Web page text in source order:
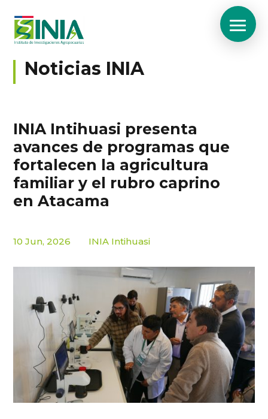
Noticias INIA
INIA Intihuasi presenta
avances de programas que
fortalecen la agricultura
familiar y el rubro caprino
en Atacama
10 Jun, 2026 INIA Intihuasi